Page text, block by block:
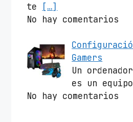
te
[…]
No hay comentarios
Gamers
Un
es un
No hay comentarios